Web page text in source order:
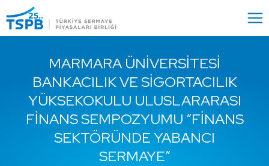
Close
MARMARA ÜNIVERSITESI
BANKACILIK VE SIGORTACILIK
YÜKSEKOKULU ULUSLARARASI
FINANS SEMPOZYUMU “FINANS
SEKTÖRÜNDE YABANCI
SERMAYE”